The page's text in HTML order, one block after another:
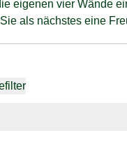
eigenen vier Wände
als nächstes eine